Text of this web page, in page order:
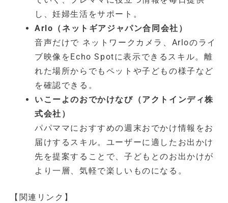
し、妊婦生活をサポート。
Arlo（ネットギアジャパン合同会社）
音声だけで ネットワークカメラ、Arloのライ
ブ映像をEcho Spotに表示できるスキル。離
れた場所からでもペットや子どもの様子など
を確認できる。
いこーよのおでかけなび（アクトインディ株
式会社）
パパママにおすすめの週末おでかけ情報をお
届けするスキル。ユーザーに適したお出かけ
先を提案することで、子どもとのお出かけが
より一層、気軽で楽しいものになる。
【関連リンク】